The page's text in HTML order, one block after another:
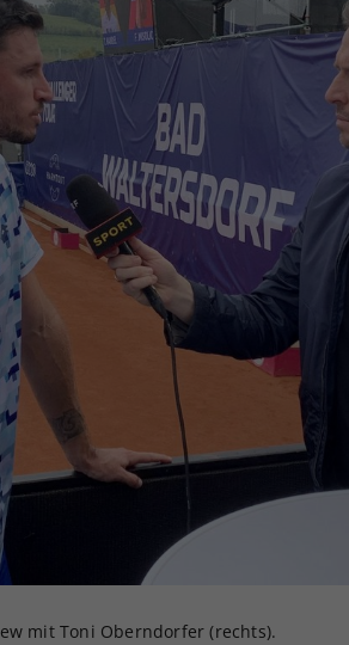
mit Toni Oberndorfer (rechts).